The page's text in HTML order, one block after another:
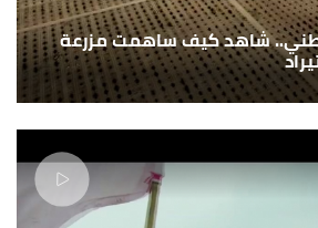
شاهد كيف ساهمت مزرعة